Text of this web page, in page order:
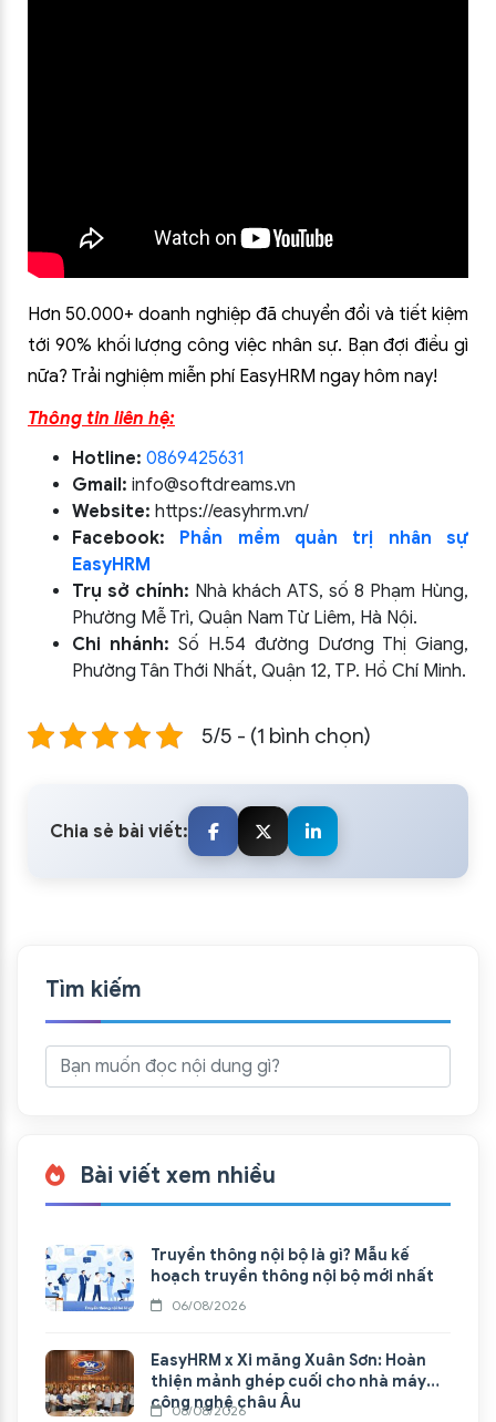
Hơn 50.000+ doanh nghiệp đã chuyển đổi và tiết kiệm
tới 90% khối lượng công việc nhân sự. Bạn đợi điều gì
nữa? Trải nghiệm miễn phí EasyHRM ngay hôm nay!
Thông tin liên hệ:
Hotline: 0869425631
Gmail: info@softdreams.vn
Website: https://easyhrm.vn/
Facebook: Phần mềm quản trị nhân sự
EasyHRM
Trụ sở chính: Nhà khách ATS, số 8 Phạm Hùng,
Phường Mễ Trì, Quận Nam Từ Liêm, Hà Nội.
Chi nhánh: Số H.54 đường Dương Thị Giang,
Phường Tân Thới Nhất, Quận 12, TP. Hồ Chí Minh.
5/5 - (1 bình chọn)
Chia sẻ bài viết:
Tìm kiếm
Bài viết xem nhiều
Truyền thông nội bộ là gì? Mẫu kế
hoạch truyền thông nội bộ mới nhất
06/08/2026
EasyHRM x Xi măng Xuân Sơn: Hoàn
thiện mảnh ghép cuối cho nhà máy
công nghệ châu Âu
06/08/2026